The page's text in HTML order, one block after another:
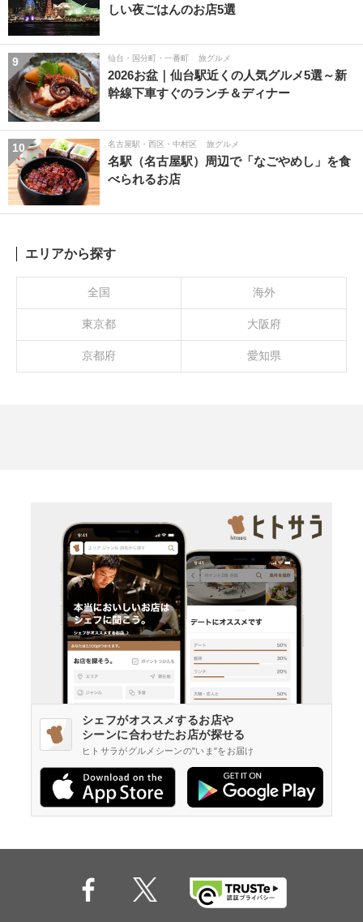
しい夜ごはんのお店5選
9 仙台・国分町・一番町 旅グルメ
2026お盆｜仙台駅近くの人気グルメ5選～新
幹線下車すぐのランチ＆ディナー
10 名古屋駅・西区・中村区 旅グルメ
名駅（名古屋駅）周辺で「なごやめし」を食
べられるお店
エリアから探す
全国 海外
東京都 大阪府
京都府 愛知県
シェフがオススメするお店や
シーンに合わせたお店が探せる
ヒトサラがグルメシーンの"いま"をお届け